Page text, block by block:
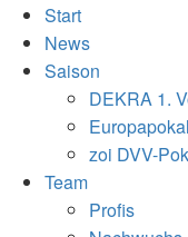
Start
News
Saison
DEKRA 1.
Europapokal
zoi DVV-
Team
Profis